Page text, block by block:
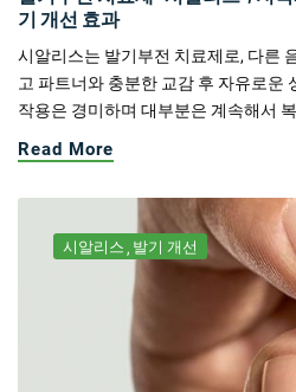
기 개선 효과
시알리스는 발기부전 치료제로, 다른
고 파트너와 충분한 교감 후 자유로운
작용은 경미하며 대부분은 계속해서
Read More
시알리스 발기 개선